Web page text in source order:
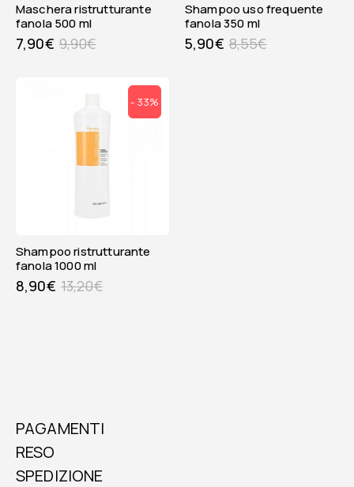
maschera ristrutturante
fanola 500 ml
9,90€
7,90€
shampoo uso frequente
fanola 350 ml
8,55€
5,90€
- 33%
shampoo ristrutturante
fanola 1000 ml
13,20€
8,90€
PAGAMENTI
RESO
SPEDIZIONE